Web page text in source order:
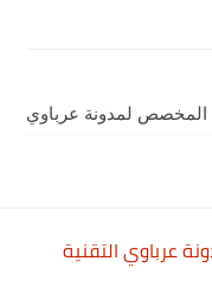
عرباوي التقنية